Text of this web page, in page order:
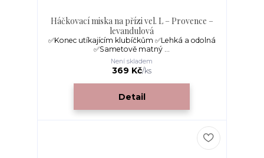
Háčkovací miska na přízi vel. L – Provence –
levandulová
✅Konec utíkajícím klubíčkům ✅Lehká a odolná
✅Sametově matný ...
369 Kč/ks
Není skladem
Detail